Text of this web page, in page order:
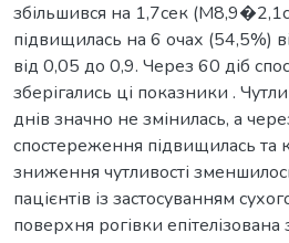
збільшився на 1,7сек
підвищилась на 6 очах (54,5%)
від 0,05 до 0,9. Через 60 діб
зберігались ці показники .
днів значно не змінилась, а
спостереження підвищилась та
зниження чутливості
пацієнтів із застосуванням
поверхня рогівки